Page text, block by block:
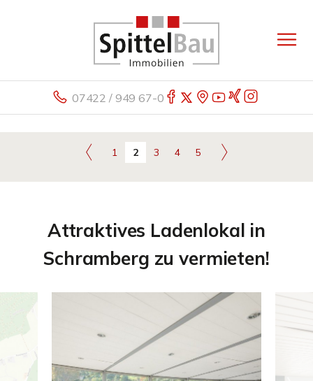
07422 / 949 67-0
1 2 3 4 5
Attraktives Ladenlokal in
Schramberg zu vermieten!